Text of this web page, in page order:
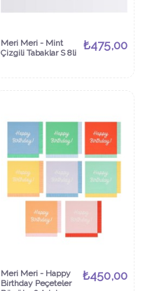
Meri Meri - Mint
Çizgili Tabaklar S 8li
₺475,00
Meri Meri - Happy
Birthday Peçeteler
₺450,00